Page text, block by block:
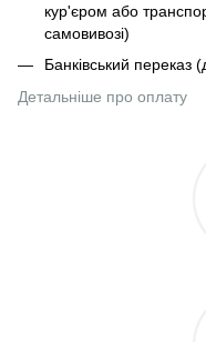
кур'єром або
самовивозі)
Банківський переказ
Детальніше про оплату